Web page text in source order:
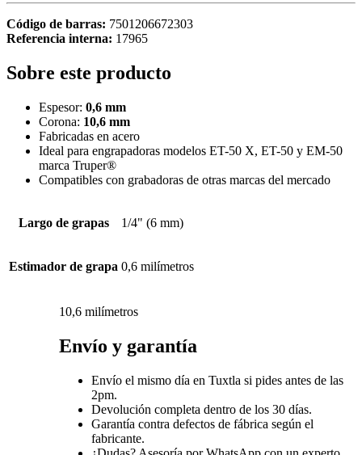
Código de barras: 7501206672303
Referencia interna: 17965
Sobre este producto
Espesor: 0,6 mm
Corona: 10,6 mm
Fabricadas en acero
Ideal para engrapadoras modelos ET-50 X, ET-50 y EM-50
marca Truper®
Compatibles con grabadoras de otras marcas del mercado
Largo de grapas 1/4" (6 mm)
Estimador de grapa 0,6 milímetros
10,6 milímetros
Envío y garantía
Envío el mismo día en Tuxtla si pides antes de las
2pm.
Devolución completa dentro de los 30 días.
Garantía contra defectos de fábrica según el
fabricante.